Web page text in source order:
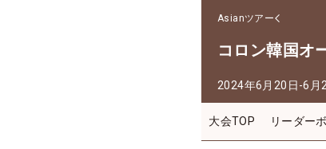
Asianツアー
コロン韓国オ
2024年6月20日-6月
大会TOP リーダー